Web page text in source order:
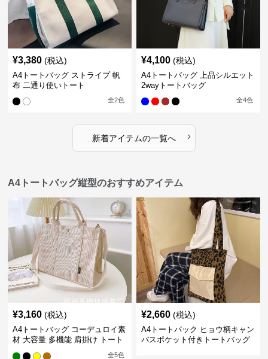
¥3,380 (税込)
A4トートバッグ ストライプ 帆
布 二通り使いトート
全2色
¥4,100 (税込)
A4トートバッグ 上品シルエット
2wayトートバッグ
全4色
新着アイテムの一覧へ ›
A4トートバッグ縦型のおすすめアイテム
¥3,160 (税込)
A4トートバッグ コーデュロイ素
材 大容量 多機能 肩掛け トート
全5色
¥2,660 (税込)
A4トートバック ヒョウ柄キャン
バスポケット付きトートバッグ